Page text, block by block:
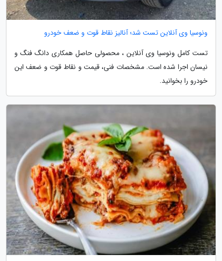
ونوسیا وی آنلاین تست شد؛ آنالیز نقاط قوت و ضعف خودرو
تست کامل ونوسیا وی آنلاین ، محصولی حاصل همکاری دانگ فنگ و
نیسان اجرا شده است. مشخصات فنی، قیمت و نقاط قوت و ضعف این
خودرو را بخوانید.